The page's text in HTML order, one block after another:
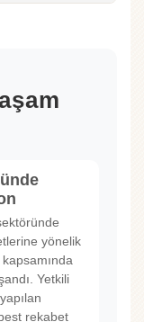
yönelik
Yetkili
rekabet